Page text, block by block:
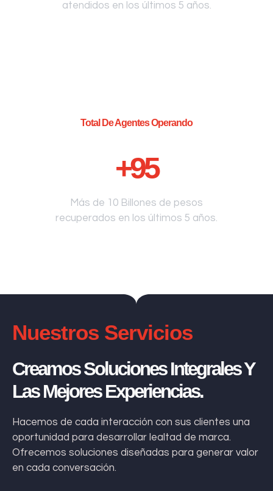
atendidos en los últimos 5 años.
Total De Agentes Operando
+95
Más de 10 Billones de pesos
recuperados en los últimos 5 años.
Nuestros Servicios
Creamos Soluciones Integrales Y
Las Mejores Experiencias.
Hacemos de cada interacción con sus clientes una
oportunidad para desarrollar lealtad de marca.
Ofrecemos soluciones diseñadas para generar valor
en cada conversación.